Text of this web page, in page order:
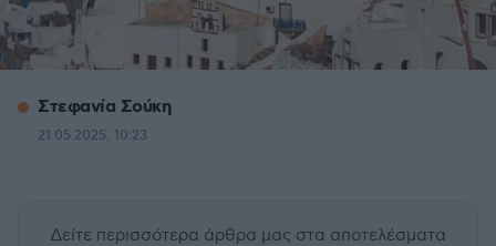
Στεφανία Σούκη
21.05.2025, 10:23
Δείτε περισσότερα άρθρα μας στα αποτελέσματα